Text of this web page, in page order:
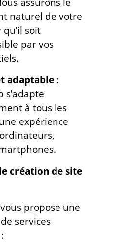
naturel de votre
soit
par vos
adaptable :
s’adapte
à tous les
expérience
création de site
propose une
services